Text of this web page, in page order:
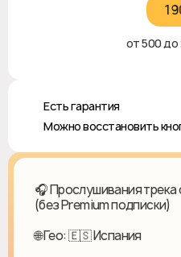
от 500
♻️ Есть гарантия
✅ Можно восстановить
🎧 Прослушивания трека
(без Premium подписки)
🌐 Гео: 🇪🇸 Испания